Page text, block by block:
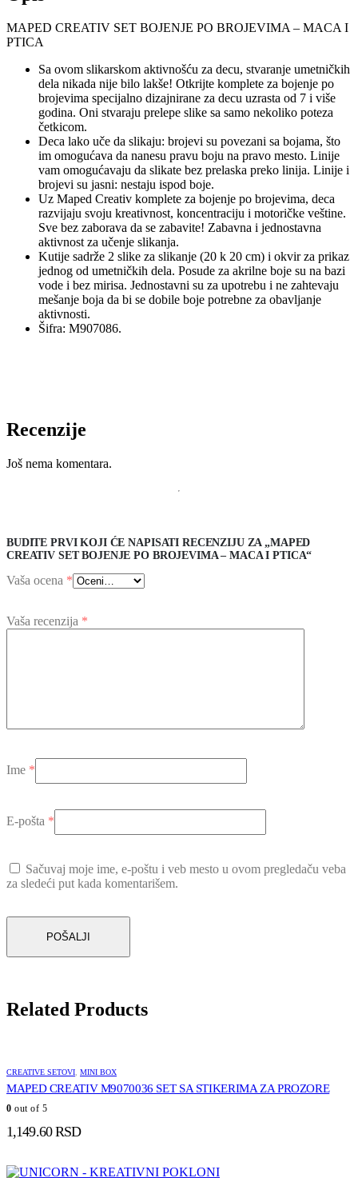
MAPED CREATIV SET BOJENJE PO BROJEVIMA – MACA I
PTICA
Sa ovom slikarskom aktivnošću za decu, stvaranje umetničkih
dela nikada nije bilo lakše! Otkrijte komplete za bojenje po
brojevima specijalno dizajnirane za decu uzrasta od 7 i više
godina. Oni stvaraju prelepe slike sa samo nekoliko poteza
četkicom.
Deca lako uče da slikaju: brojevi su povezani sa bojama, što
im omogućava da nanesu pravu boju na pravo mesto. Linije
vam omogućavaju da slikate bez prelaska preko linija. Linije i
brojevi su jasni: nestaju ispod boje.
Uz Maped Creativ komplete za bojenje po brojevima, deca
razvijaju svoju kreativnost, koncentraciju i motoričke veštine.
Sve bez zaborava da se zabavite! Zabavna i jednostavna
aktivnost za učenje slikanja.
Kutije sadrže 2 slike za slikanje (20 k 20 cm) i okvir za prikaz
jednog od umetničkih dela. Posude za akrilne boje su na bazi
vode i bez mirisa. Jednostavni su za upotrebu i ne zahtevaju
mešanje boja da bi se dobile boje potrebne za obavljanje
aktivnosti.
Šifra: M907086.
Recenzije
Još nema komentara.
BUDITE PRVI KOJI ĆE NAPISATI RECENZIJU ZA „MAPED
CREATIV SET BOJENJE PO BROJEVIMA – MACA I PTICA“
Vaša ocena *
Vaša recenzija *
Ime *
E-pošta *
Sačuvaj moje ime, e-poštu i veb mesto u ovom pregledaču veba
za sledeći put kada komentarišem.
Related Products
CREATIVE SETOVI MINI BOX
MAPED CREATIV M9070036 SET SA STIKERIMA ZA PROZORE
0 out of 5
1,149.60RSD